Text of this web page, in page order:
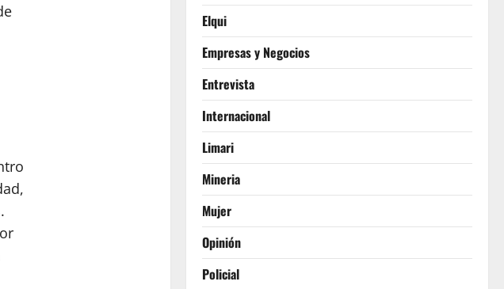
Elqui
Empresas y Negocios
Entrevista
Internacional
Limari
Mineria
Mujer
Opinión
Policial